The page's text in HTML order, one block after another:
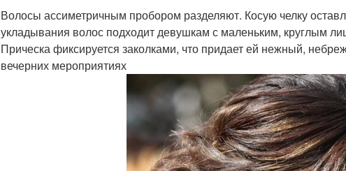
Волосы ассиметричным пробором разделяют. Косую челку
укладывания волос подходит девушкам с маленьким, круглым
Прическа фиксируется заколками, что придает ей нежный,
вечерних мероприятиях